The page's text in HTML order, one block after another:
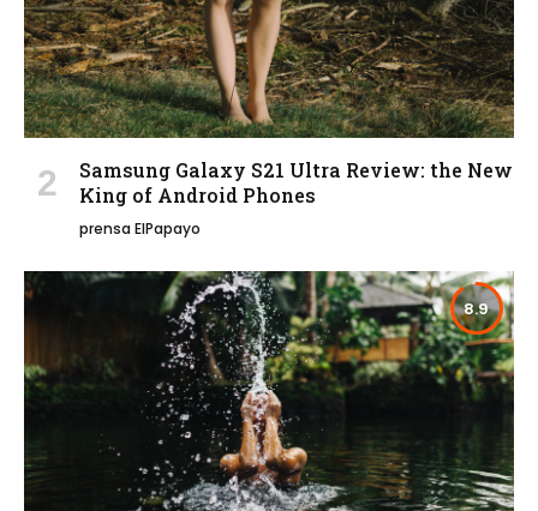
Samsung Galaxy S21 Ultra Review: the New
King of Android Phones
prensa ElPapayo
8.9